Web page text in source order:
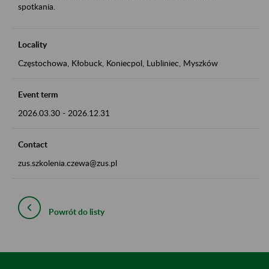
spotkania.
Locality
Częstochowa, Kłobuck, Koniecpol, Lubliniec, Myszków
Event term
2026.03.30 - 2026.12.31
Contact
zus.szkolenia.czewa@zus.pl
Powrót do listy